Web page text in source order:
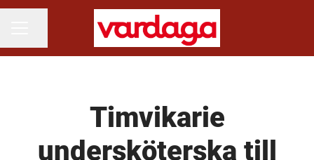
Timvikarie
undersköterska till